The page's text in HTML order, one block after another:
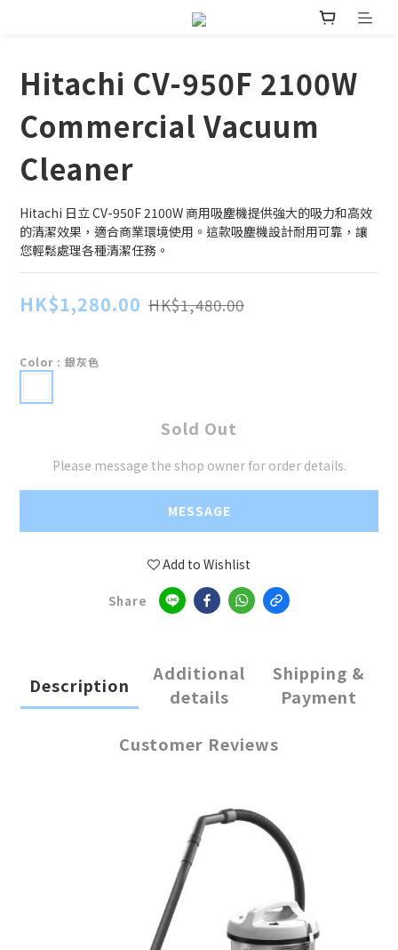
Hitachi CV-950F 2100W
Commercial Vacuum
Cleaner
Hitachi 日立 CV-950F 2100W 商用吸塵機提供強大的吸力和高效
的清潔效果，適合商業環境使用。這款吸塵機設計耐用可靠，讓
您輕鬆處理各種清潔任務。
HK$1,280.00 HK$1,480.00
Color : 銀灰色
Sold Out
Please message the shop owner for order details.
MESSAGE
Add to Wishlist
Share
Description
Additional
details
Shipping &
Payment
Customer Reviews